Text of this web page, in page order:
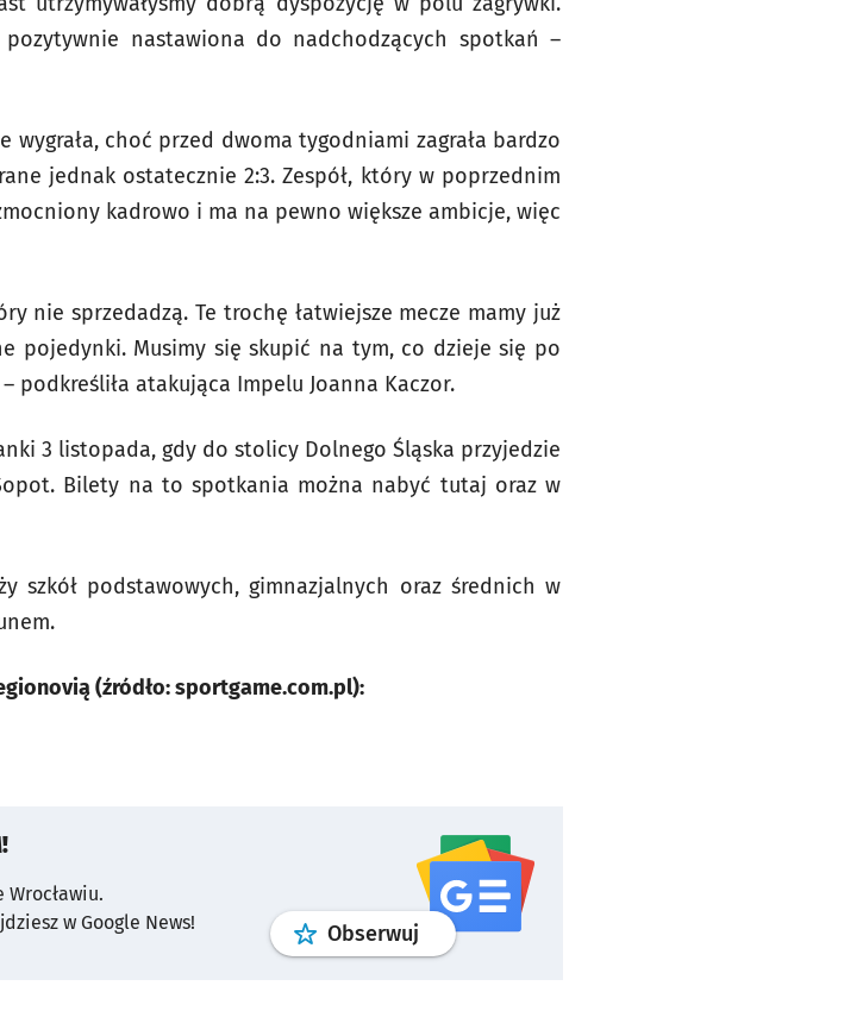
nastawiona do nadchodzących spotkań –
choć przed dwoma tygodniami zagrała bardzo
jednak ostatecznie 2:3. Zespół, który w poprzednim
kadrowo i ma na pewno większe ambicje, więc
nie sprzedadzą. Te trochę łatwiejsze mecze mamy już
pojedynki. Musimy się skupić na tym, co dzieje się po
atakująca Impelu Joanna Kaczor.
3 listopada, gdy do stolicy Dolnego Śląska przyjedzie
Bilety na to spotkania można nabyć tutaj oraz w
szkół podstawowych, gimnazjalnych oraz średnich w
(źródło: sportgame.com.pl):
w Google News!
Obserwuj profilgoogle news